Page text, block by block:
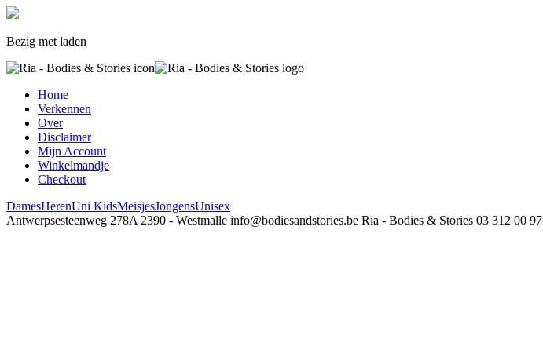
Bezig met laden
Home
Verkennen
Over
Disclaimer
Mijn Account
Winkelmandje
Checkout
DamesHerenUni KidsMeisjesJongensUnisex
Antwerpsesteenweg 278A 2390 - Westmalle info@bodiesandstories.be Ria - Bodies & Stories 03 312 00 97